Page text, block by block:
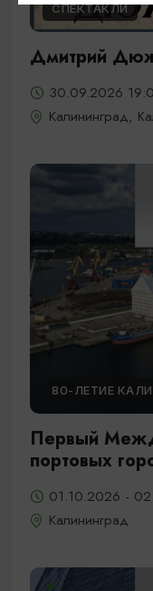
СПЕКТАКЛИ
Дмитрий
30.09.2026
Калининград,
80-ЛЕТИЕ
Первый
портовых
01.10.2026 -
Калининград